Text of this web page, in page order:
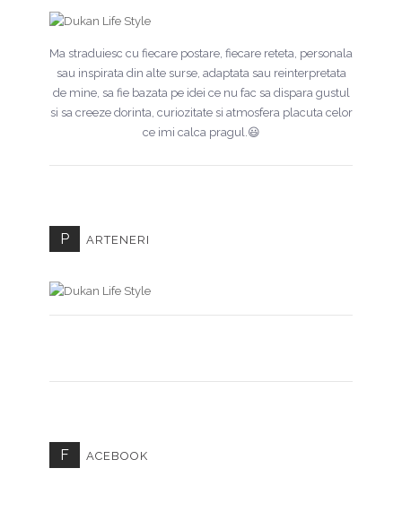
Ma straduiesc cu fiecare postare, fiecare reteta, personala
sau inspirata din alte surse, adaptata sau reinterpretata
de mine, sa fie bazata pe idei ce nu fac sa dispara gustul
si sa creeze dorinta, curiozitate si atmosfera placuta celor
ce imi calca pragul.😃
P ARTENERI
F ACEBOOK